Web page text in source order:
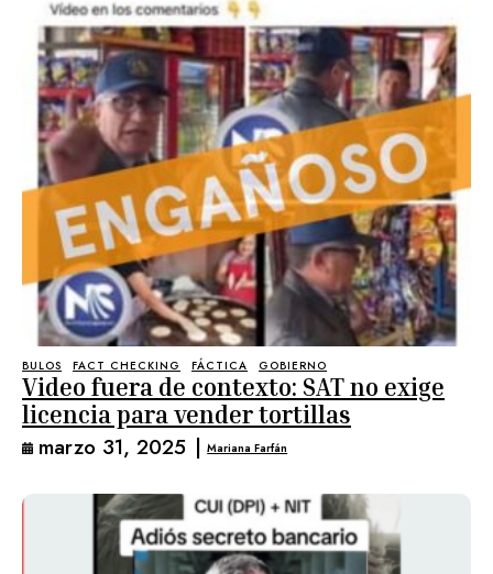
BULOS FACT CHECKING FÁCTICA GOBIERNO
Video fuera de contexto: SAT no exige
licencia para vender tortillas
marzo 31, 2025 | Mariana Farfán